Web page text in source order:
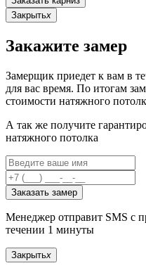
Закрытьx
Закажите замер
Замерщик приедет к вам в
для вас время. По итогам
стоимости натяжного
А так же получите
натяжного потолка
Заказать замер
Менеджер отправит SMS с
течении 1 минуты
Закрытьx